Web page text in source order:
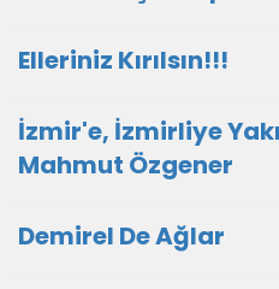
Elleriniz Kırılsın!!!
İzmir'e, İzmirliye
Mahmut Özgener
Demirel De Ağlar